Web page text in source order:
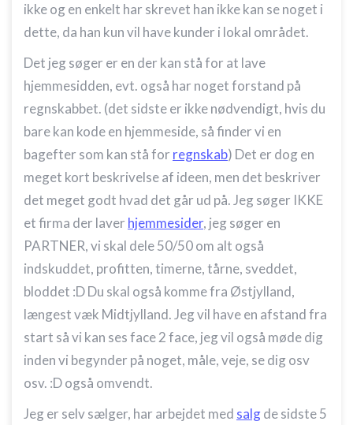
ikke og en enkelt har skrevet han ikke kan se noget i
dette, da han kun vil have kunder i lokal området.
Det jeg søger er en der kan stå for at lave
hjemmesidden, evt. også har noget forstand på
regnskabbet. (det sidste er ikke nødvendigt, hvis du
bare kan kode en hjemmeside, så finder vi en
bagefter som kan stå for regnskab) Det er dog en
meget kort beskrivelse af ideen, men det beskriver
det meget godt hvad det går ud på. Jeg søger IKKE
et firma der laver hjemmesider, jeg søger en
PARTNER, vi skal dele 50/50 om alt også
indskuddet, profitten, timerne, tårne, sveddet,
bloddet :D Du skal også komme fra Østjylland,
længest væk Midtjylland. Jeg vil have en afstand fra
start så vi kan ses face 2 face, jeg vil også møde dig
inden vi begynder på noget, måle, veje, se dig osv
osv. :D også omvendt.
Jeg er selv sælger, har arbejdet med salgde sidste 5